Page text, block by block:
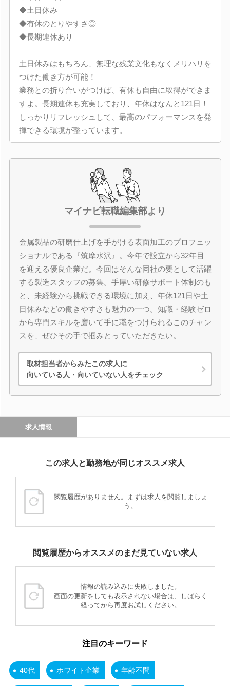
◆土日休み
◆有休のとりやすさ◎
◆長期連休あり
土日休みはもちろん、無理な残業文化もなくメリハリを
つけた働き方が可能！
業務との折り合いがつけば、有休も自由に取得ができま
すよ。長期連休も充実しており、年休はなんと121日！
しっかりリフレッシュして、最高のパフォーマンスを発
揮できる環境が整っています。
マイナビ転職編集部より
金属製品の研磨仕上げを手がける表面加工のプロフェッ
ショナルである『筑摩水沢』。今年で設立から32年目
を迎える優良企業だ。今回はそんな同社の要として活躍
する製造スタッフの募集。手厚い研修サポート体制のも
と、未経験から挑戦できる環境に加え、年休121日や土
日休みなどの働きやすさも魅力の一つ。知識・経験ゼロ
から専門スキルを磨いて手に職をつけられるこのチャン
スを、ぜひその手で掴みとっていただきたい。
取材担当者からみたこの求人に
向いている人・向いていない人をチェック
求人情報
この求人と勤務地が同じオススメ求人
閲覧履歴がありません。まずは求人を閲覧しましょ
う。
閲覧履歴からオススメのまだ見ていない求人
情報の読み込みに失敗しました。
画面の更新をしても表示されない場合は、しばらく
経ってから再度お試しください。
注目のキーワード
40代 ホワイト企業 年齢不問